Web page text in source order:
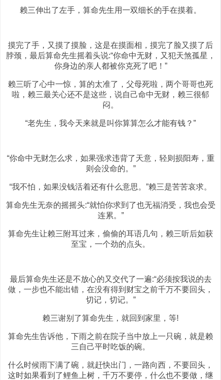
赖三伸出了左手，算命先生用一双细长的手在摸着。
摸完了手，又摸了摸脸，这是在摸面相，摸完了脸又摸了后
脖颈，最后算命先生摇着头说:“你命中无财，又犯天煞孤星，
你身边的亲人都被你克死了吧！”
赖三听了心中一惊，算的太准了，父母死啦，两个哥哥也死
啦，赖三最关心还不是这些，说自己命中无财，赖三很郁
闷。
“老先生，我今天来就是叫你算算怎么才能有钱？”
“你命中无财怎么求，如果强求违背了天意，轻则损阳寿，重
则会没命的。”
“我不怕，如果没钱活着还有什么意思。”赖三是苦苦哀求。
算命先生无奈的摇摇头:“就怕你求到了也无福消受，我也会受
连累。”
算命先生让赖三附耳过来，偷偷的耳语几句，赖三听后如获
至宝，一个劲的点头。
最后算命先生还是不放心的又交代了一遍:“必须按我说的去
做，一步也不能出错，在没有得到财宝之前千万不要回头，
切记，切记。”
赖三谢别了算命先生，就回到家里，等!
算命先生告诉他，下雨之前在院子当中放上一只碗，就是赖
三自己平时吃饭的碗。
什么时候雨下满了碗，就赶快出门，一路向西，不要回头，
这时如果看到了鲤鱼上树，千万不要停，什么也不要做，继